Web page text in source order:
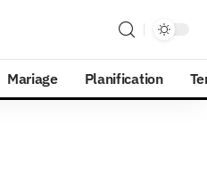
Mariage Planification